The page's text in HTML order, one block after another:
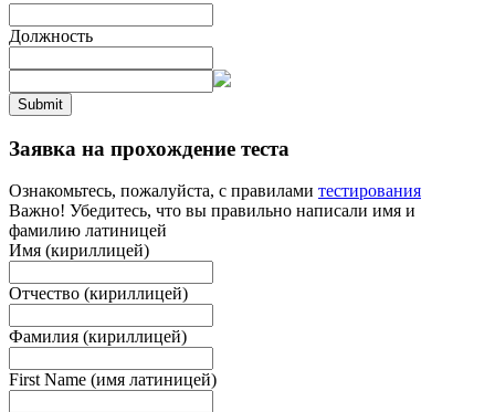
Должность
Submit
Заявка на прохождение теста
Ознакомьтесь, пожалуйста, с правилами тестирования
Важно! Убедитесь, что вы правильно написали имя и
фамилию латиницей
Имя (кириллицей)
Отчество (кириллицей)
Фамилия (кириллицей)
First Name (имя латиницей)